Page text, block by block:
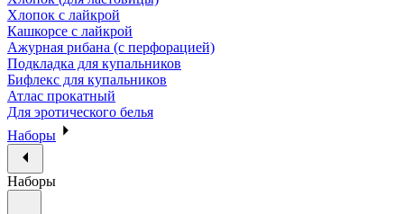
Хлопок с лайкрой
Кашкорсе с лайкрой
Ажурная рибана (с перфорацией)
Подкладка для купальников
Бифлекс для купальников
Атлас прокатный
Для эротического белья
Наборы
Наборы